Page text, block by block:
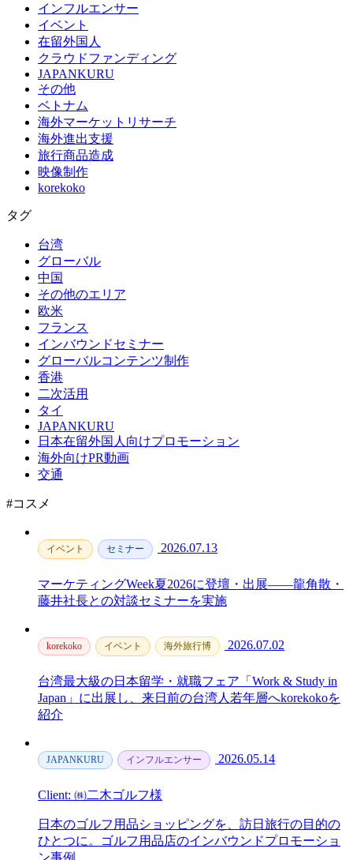
インフルエンサー
イベント
在留外国人
クラウドファンディング
JAPANKURU
その他
ベトナム
海外マーケットリサーチ
海外進出支援
旅行商品造成
映像制作
korekoko
タグ
台湾
グローバル
中国
その他のエリア
欧米
フランス
インバウンドセミナー
グローバルコンテンツ制作
香港
二次活用
タイ
JAPANKURU
日本在留外国人向けプロモーション
海外向けPR動画
交通
#コスメ
イベント セミナー 2026.07.13
マーケティングWeek夏2026に登壇・出展——龍角散・
藤井社長との対談セミナーを実施
korekoko イベント 海外旅行博 2026.07.02
台湾最大級の日本留学・就職フェア「Work & Study in
Japan」に出展し、来日前の台湾人若年層へkorekokoを
紹介
JAPANKURU インフルエンサー 2026.05.14
Client: ㈱二木ゴルフ様
日本のゴルフ用品ショッピングを、訪日旅行の目的の
ひとつに。ゴルフ用品店のインバウンドプロモーショ
ン事例